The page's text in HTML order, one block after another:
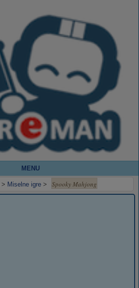
MENU
> Miselne igre > Spooky Mahjong